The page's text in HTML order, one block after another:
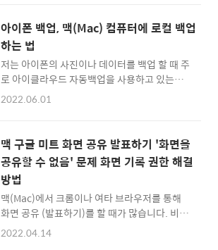
해봤는데요. (평생 라이센스 구입 시 약 6만원,
1년 구독..
고, 다시 또 한번 캡스락(Caps lock)이 한영 언
어 입력 전환키로 사용되게 되었죠. 습관을 바꾸
는 것은 시간 문제일뿐, 익숙해지는 것은 조금만
신경을 기울이면 금방이지만... 문제는 윈도우
와 맥을 함께 사용하는 경우, 손에 익은 한영전
환이 거꾸로 될 때가 있습니다. 윈도우를 사용하
쪽에 있는 Cmd키나 Option키를 누르려고 하
는 것처럼 말이죠 ^^ 그래서..
아이폰 백업, 맥(Mac) 컴퓨터에 로컬 백업
하는 법
저는 아이폰의 사진이나 데이터를 백업 할 때 주
로 아이클라우드 자동백업을 사용하고 있는데
요. 최근에 다른 사람의 아이폰을 복구해주기 위
다. 예전에는 분명 아이튠즈(iTunes) 앱에서 연
결된 아이폰을 백업했던 기억이 있는데, 맥OS
카탈리나 부터 iTunes 대신 음악앱으로 변경되
면서, 이제는 파인더(Finder)에서 아이폰 관리
및 로컬 백업이 가능하더군요. 먼저 Mac OS 몬
테레이 기준으로, USB 케이블로 아이폰을 연결
한 후, 신뢰할 수 있는 기기로 허용을 해준 뒤 맥
Finder화면에서 아래와 같은 화면을 볼 수 있습
2022.06.01
맥 구글 미트 화면 공유 발표하기 '화면을
공유할 수 없음' 문제 화면 기록 권한 해결
방법
맥(Mac)에서 크롬이나 여타 브라우저를 통해
화면 공유 (발표하기)를 할 때가 많습니다. 비대
면 재택근무나 화상회의를 하다보면 문서나 작
2022.04.14